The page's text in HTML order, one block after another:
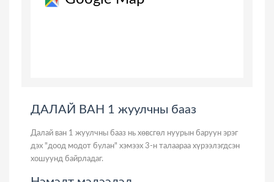
ДАЛАЙ ВАН 1 жуулчны бааз
Далай ван 1 жуулчны бааз нь хөвсгөл нуурын баруун эрэг
дэх "доод модот булан" хэмээх 3-н талаараа хүрээлэгдсэн
хошуунд байрладаг.